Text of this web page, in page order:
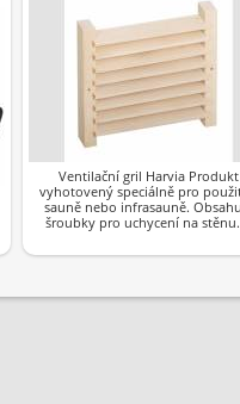
Ventilační gril Harvia Produkt
vyhotovený speciálně pro
sauně nebo infrasauně.
šroubky pro uchycení na